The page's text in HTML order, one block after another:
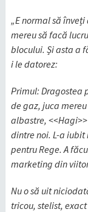
„E normal să
mereu să facă
blocului. Și asta a
i le datorez:
Primul: Dragostea
de gaz, juca
albastre,
dintre noi. L-a
pentru Rege. A
marketing din
Nu o să uit
tricou, stelist,